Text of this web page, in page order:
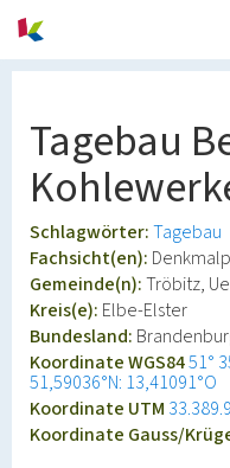
Tagebau
Schlagwörter:Tagebau
Fachsicht(en):
Gemeinde(n):Tröbitz,
Kreis(e): Elbe-Elster
Bundesland:
Koordinate WGS8451°
51,59036°N: 13,41091°O
Koordinate UTM
Koordinate Gauss/